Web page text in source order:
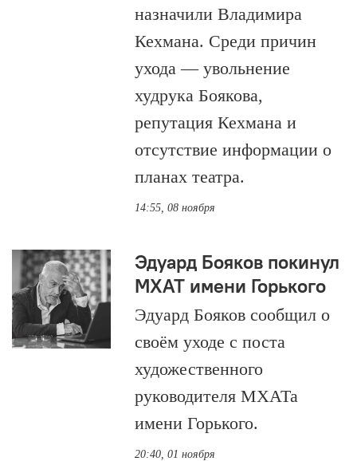
назначили Владимира
Кехмана. Среди причин
ухода — увольнение
худрука Боякова,
репутация Кехмана и
отсутствие информации о
планах театра.
14:55, 08 ноября
Эдуард Бояков покинул
МХАТ имени Горького
Эдуард Бояков сообщил о
своём уходе с поста
художественного
руководителя МХАТа
имени Горького.
20:40, 01 ноября